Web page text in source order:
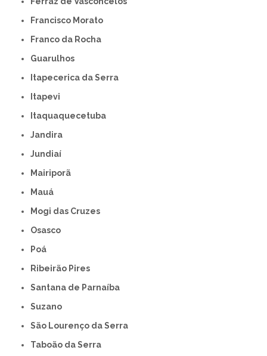
Francisco Morato
Franco da Rocha
Guarulhos
Itapecerica da Serra
Itapevi
Itaquaquecetuba
Jandira
Jundiaí
Mairiporã
Mauá
Mogi das Cruzes
Osasco
Poá
Ribeirão Pires
Santana de Parnaíba
Suzano
São Lourenço da Serra
Taboão da Serra